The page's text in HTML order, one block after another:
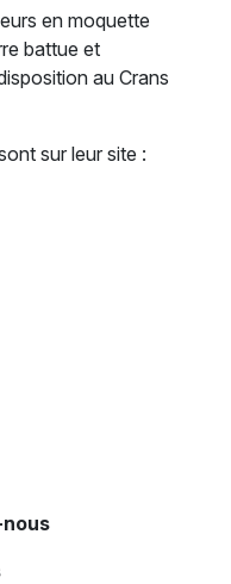
en moquette
battue et
au Crans
sur leur site :